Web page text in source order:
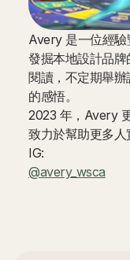
Avery 是一位經
發掘本地設計品
閱讀，不定期舉
的感悟。
2023 年，Avery
致力於幫助更多人
IG:
@avery_wsca